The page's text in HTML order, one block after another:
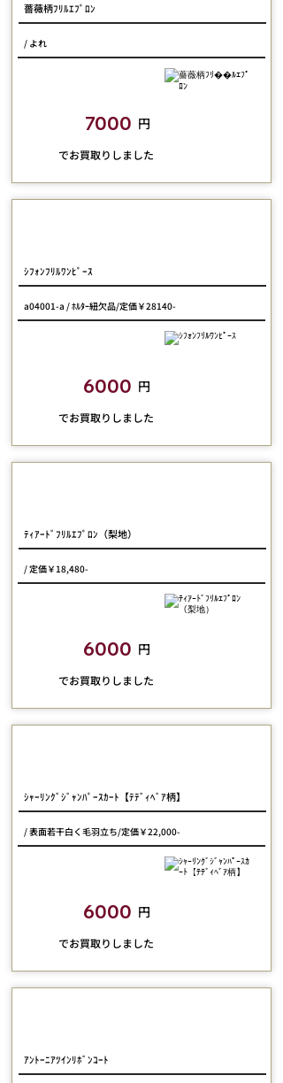
薔薇柄ﾌﾘﾙｴﾌﾟﾛﾝ
/ よれ
7000 円
​でお買取りしました
ｼﾌｫﾝﾌﾘﾙﾜﾝﾋﾟｰｽ
a04001-a / ﾎﾙﾀｰ紐欠品/定価￥28140-
6000 円
​でお買取りしました
ﾃｨｱｰﾄﾞﾌﾘﾙｴﾌﾟﾛﾝ（梨地）
/ 定価￥18,480-
6000 円
​でお買取りしました
ｼｬｰﾘﾝｸﾞｼﾞｬﾝﾊﾟｰｽｶｰﾄ【ﾃﾃﾞｨﾍﾞｱ柄】
/ 表面若干白く毛羽立ち/定価￥22,000-
6000 円
​でお買取りしました
ｱﾝﾄｰﾆｱﾂｲﾝﾘﾎﾞﾝｺｰﾄ